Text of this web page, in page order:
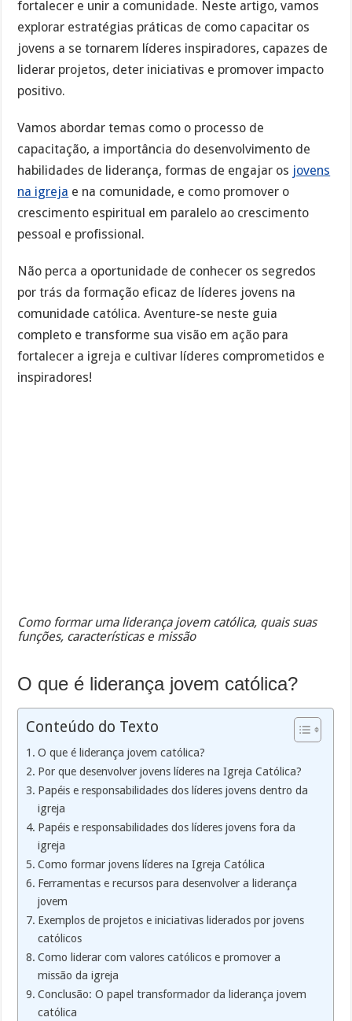
fortalecer e unir a comunidade. Neste artigo, vamos
explorar estratégias práticas de como capacitar os
jovens a se tornarem líderes inspiradores, capazes de
liderar projetos, deter iniciativas e promover impacto
positivo.
Vamos abordar temas como o processo de
capacitação, a importância do desenvolvimento de
habilidades de liderança, formas de engajar os jovens
na igreja e na comunidade, e como promover o
crescimento espiritual em paralelo ao crescimento
pessoal e profissional.
Não perca a oportunidade de conhecer os segredos
por trás da formação eficaz de líderes jovens na
comunidade católica. Aventure-se neste guia
completo e transforme sua visão em ação para
fortalecer a igreja e cultivar líderes comprometidos e
inspiradores!
Como formar uma liderança jovem católica, quais suas
funções, características e missão
O que é liderança jovem católica?
Conteúdo do Texto
O que é liderança jovem católica?
Por que desenvolver jovens líderes na Igreja Católica?
Papéis e responsabilidades dos líderes jovens dentro da
igreja
Papéis e responsabilidades dos líderes jovens fora da
igreja
Como formar jovens líderes na Igreja Católica
Ferramentas e recursos para desenvolver a liderança
jovem
Exemplos de projetos e iniciativas liderados por jovens
católicos
Como liderar com valores católicos e promover a
missão da igreja
Conclusão: O papel transformador da liderança jovem
católica